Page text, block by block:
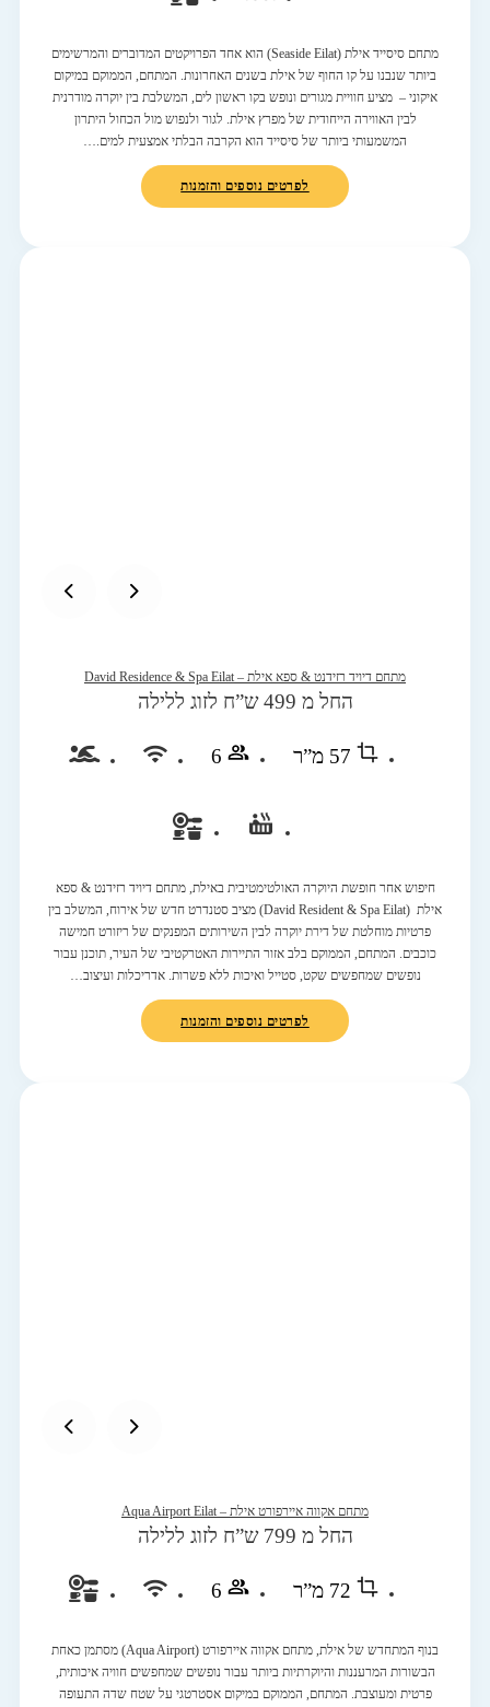
מתחם סיסייד אילת (Seaside Eilat) הוא אחד הפרויקטים המדוברים והמרשימים
ביותר שנבנו על קו החוף של אילת בשנים האחרונות. המתחם, הממוקם במיקום
איקוני – מציע חוויית מגורים ונופש בקו ראשון לים, המשלבת בין יוקרה מודרנית
לבין האווירה הייחודית של מפרץ אילת. לגור ולנפוש מול הכחול היתרון
המשמעותי ביותר של סיסייד הוא הקרבה הבלתי אמצעית למים.…
לפרטים נוספים והזמנות
מתחם דיויד רזידנט & ספא אילת – David Residence & Spa Eilat
החל מ 499 ש”ח לזוג ללילה
57 מ”ר 6
חיפוש אחר חופשת היוקרה האולטימטיבית באילת, מתחם דיויד רזידנט & ספא
אילת (David Resident & Spa Eilat) מציב סטנדרט חדש של אירוח, המשלב בין
פרטיות מוחלטת של דירת יוקרה לבין השירותים המפנקים של ריזורט חמישה
כוכבים. המתחם, הממוקם בלב אזור התיירות האטרקטיבי של העיר, תוכנן עבור
נופשים שמחפשים שקט, סטייל ואיכות ללא פשרות. אדריכלות ועיצוב…
לפרטים נוספים והזמנות
מתחם אקווה איירפורט אילת – Aqua Airport Eilat
החל מ 799 ש”ח לזוג ללילה
72 מ”ר 6
בנוף המתחדש של אילת, מתחם אקווה איירפורט (Aqua Airport) מסתמן כאחת
הבשורות המרעננות והיוקרתיות ביותר עבור נופשים שמחפשים חוויה איכותית,
פרטית ומעוצבת. המתחם, הממוקם במיקום אסטרטגי על שטח שדה התעופה